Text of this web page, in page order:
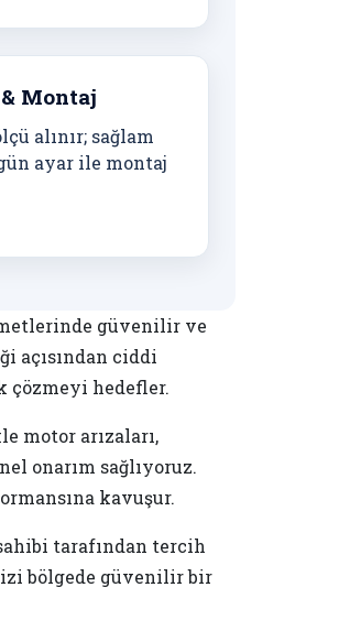
Montaj
alınır; sağlam
ayar ile montaj
güvenilir ve
açısından ciddi
çözmeyi hedefler.
motor arızaları,
onarım sağlıyoruz.
kavuşur.
tarafından tercih
bölgede güvenilir bir